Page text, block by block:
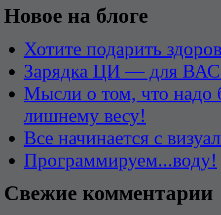
Новое на блоге
Хотите подарить
Зарядка ЦИ — для
Мысли о том, что надо
лишнему весу!
Все начинается с
Программируем...воду!
Свежие комментарии